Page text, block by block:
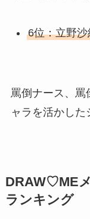
6位：立野沙
罵倒ナース、罵
ャラを活かした
DRAW♡ME
ランキング